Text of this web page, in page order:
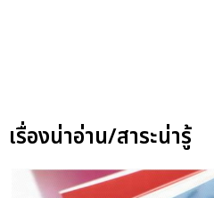
เรื่องน่าอ่าน/สาระน่ารู้